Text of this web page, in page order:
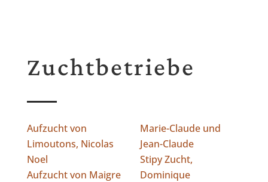
Zuchtbetriebe
Aufzucht von
Limoutons, Nicolas
Noel
Aufzucht von Maigre
Marie-Claude und
Jean-Claude
Stipy Zucht,
Dominique